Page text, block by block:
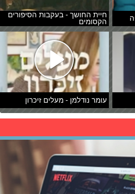
חיית החושך - בעקבות הסיפורים
הקסומים
עומר נודלמן - מעלים זיכרון